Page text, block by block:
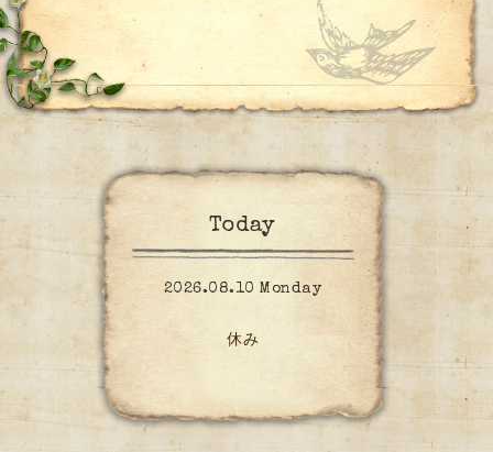
Today
2026.08.10 Monday
休み